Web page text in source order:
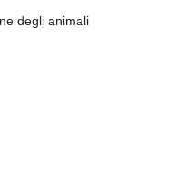
degli animali